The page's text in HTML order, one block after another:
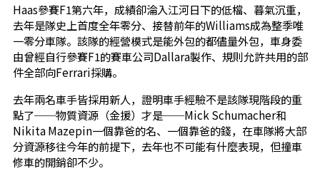
Haas參賽F1第六年，成績卻淪入江河日下的低檔、暮氣沉重，
去年是隊史上首度全年零分、接替前年的Williams成為整季唯
一零分車隊。該隊的經營模式是能外包的都儘量外包，車身委
由曾經自行參賽F1的賽車公司Dallara製作、規則允許共用的部
件全部向Ferrari採購。
去年兩名車手皆採用新人，證明車手經驗不是該隊現階段的重
點了──物質資源（金援）才是──Mick Schumacher和
Nikita Mazepin一個靠爸的名、一個靠爸的錢，在車隊將大部
分資源移往今年的前提下，去年也不可能有什麼表現，但撞車
修車的開銷卻不少。